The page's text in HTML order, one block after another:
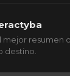
resumen
destino.